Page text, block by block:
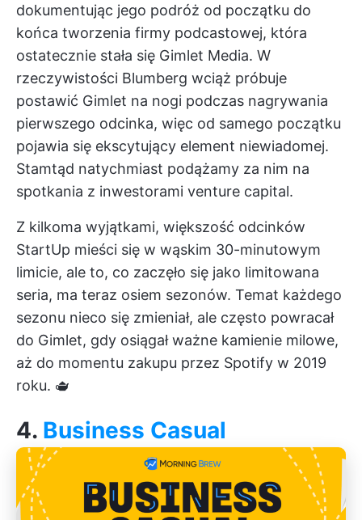
dokumentując jego podróż od początku do
końca tworzenia firmy podcastowej, która
ostatecznie stała się Gimlet Media. W
rzeczywistości Blumberg wciąż próbuje
postawić Gimlet na nogi podczas nagrywania
pierwszego odcinka, więc od samego początku
pojawia się ekscytujący element niewiadomej.
Stamtąd natychmiast podążamy za nim na
spotkania z inwestorami venture capital.
Z kilkoma wyjątkami, większość odcinków
StartUp mieści się w wąskim 30-minutowym
limicie, ale to, co zaczęło się jako limitowana
seria, ma teraz osiem sezonów. Temat każdego
sezonu nieco się zmieniał, ale często powracał
do Gimlet, gdy osiągał ważne kamienie milowe,
aż do momentu zakupu przez Spotify w 2019
roku. 🫖
4. Business Casual